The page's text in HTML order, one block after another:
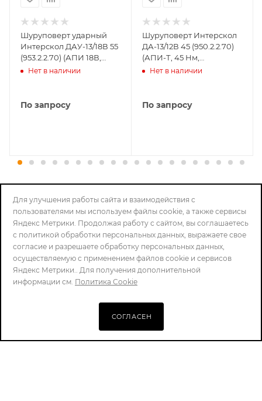
Шуруповерт ударный
Интерскол ДАУ-13/18В 55
(953.2.2.70) (АПИ 18В,
бесщ., 2АКБx2.5Ач и ЗУ,
Нет в наличии
По запросу
Шуруповерт Интерскол
ДА-13/12В 45 (950.2.2.70)
(АПИ-Т, 45 Нм,
2АКБx2.5Ач и ЗУ, кейс)
Нет в наличии
По запросу
2026 © ШТУРМ74 (STURM74) - интернет-магазин
Для улучшения работы сайта и взаимодействия с
пользователями мы используем файлы cookie, а также сервисы
Яндекс Метрики. Продолжая работу с сайтом, вы соглашаетесь
с политикой обработки персональных данных, выражаете свое
согласие и разрешаете обработку персональных данных,
осуществляемую с применением файлов cookie и сервисов
Яндекс Метрики.. Для получения дополнительной
информации см. Политика Cookie
СОГЛАСЕН